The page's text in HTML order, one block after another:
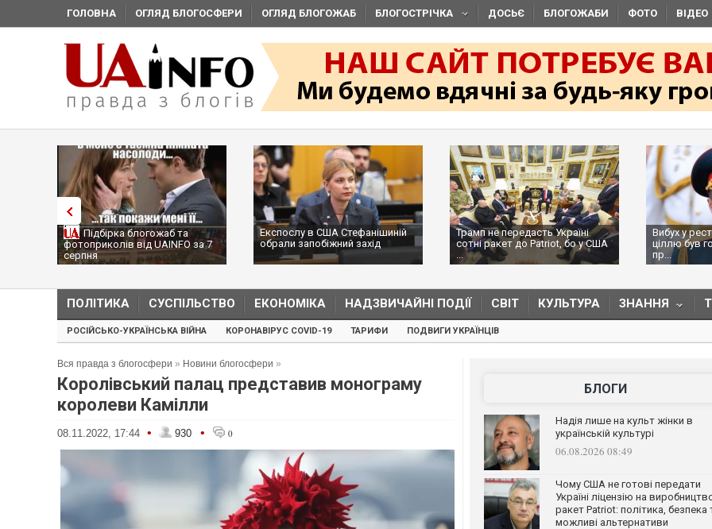
ГОЛОВНА ОГЛЯД БЛОГОСФЕРИ ОГЛЯД БЛОГОЖАБ БЛОГОСТРІЧКА ДОСЬЄ БЛОГОЖАБИ ФОТО ВІДЕО
Підбірка блогожаб та
фотоприколів від UAINFO за 7
серпня
Експослу в США Стефанішиній
обрали запобіжний захід
Трамп не передасть Україні
сотні ракет до Patriot, бо у США
...
Вибух у
ціллю був
пр...
ПОЛІТИКА СУСПІЛЬСТВО ЕКОНОМІКА НАДЗВИЧАЙНІ ПОДІЇ СВІТ КУЛЬТУРА ЗНАННЯ
РОСІЙСЬКО-УКРАЇНСЬКА ВІЙНА КОРОНАВІРУС COVID-19 ТАРИФИ ПОДВИГИ УКРАЇНЦІВ
Вся правда з блогосфери » Новини блогосфери »
Королівський палац представив монограму
королеви Камілли
08.11.2022, 17:44 • 930 • 0
БЛОГИ
Надія лише на культ жінки в
українській культурі
06.08.2026 08:49
Чому США не готові передати
Україні ліцензію на
ракет Patriot: політика, безпека
можливі альтернативи